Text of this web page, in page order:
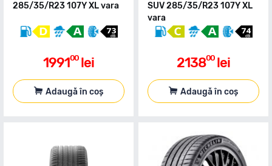
285/35/R23 107Y XL vara
199100 lei
Adaugă în coș
SUV 285/35/R23 107Y XL
vara
213800 lei
Adaugă în coș